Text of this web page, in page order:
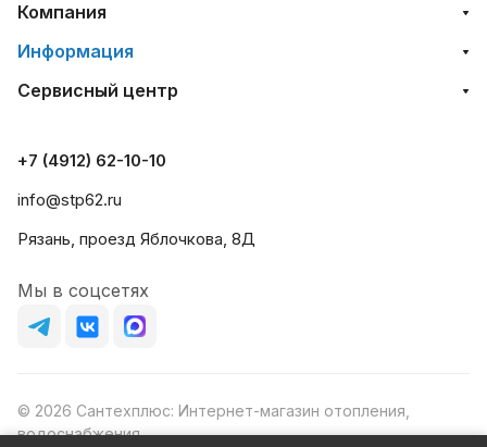
Компания
Информация
Сервисный центр
+7 (4912) 62-10-10
info@stp62.ru
Рязань, проезд Яблочкова, 8Д
Мы в соцсетях
© 2026 Сантехплюс: Интернет-магазин отопления,
водоснабжения